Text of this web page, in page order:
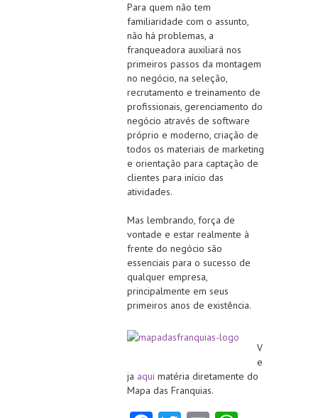
Para quem não tem
familiaridade com o assunto,
não há problemas, a
franqueadora auxiliará nos
primeiros passos da montagem
no negócio, na seleção,
recrutamento e treinamento de
profissionais, gerenciamento do
negócio através de software
próprio e moderno, criação de
todos os materiais de marketing
e orientação para captação de
clientes para início das
atividades.
Mas lembrando, força de
vontade e estar realmente à
frente do negócio são
essenciais para o sucesso de
qualquer empresa,
principalmente em seus
primeiros anos de existência.
V
e
ja aqui matéria diretamente do
Mapa das Franquias.